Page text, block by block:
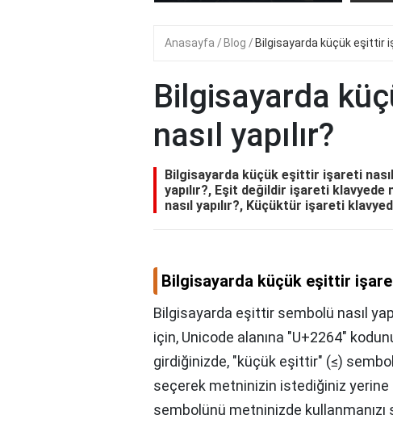
Anasayfa Blog Bilgisayarda küçük eşittir
Bilgisayarda
nasıl yapılır?
Bilgisayarda küçük eşittir işareti
yapılır?, Eşit değildir işareti klavyede
nasıl yapılır?, Küçüktür işareti
Bilgisayarda küçük eşittir
Bilgisayarda eşittir sembolü nasıl
için, Unicode alanına "U+2264"
girdiğinizde, "küçük eşittir" (≤)
seçerek metninizin istediğiniz yerine
sembolünü metninizde kullanmanızı